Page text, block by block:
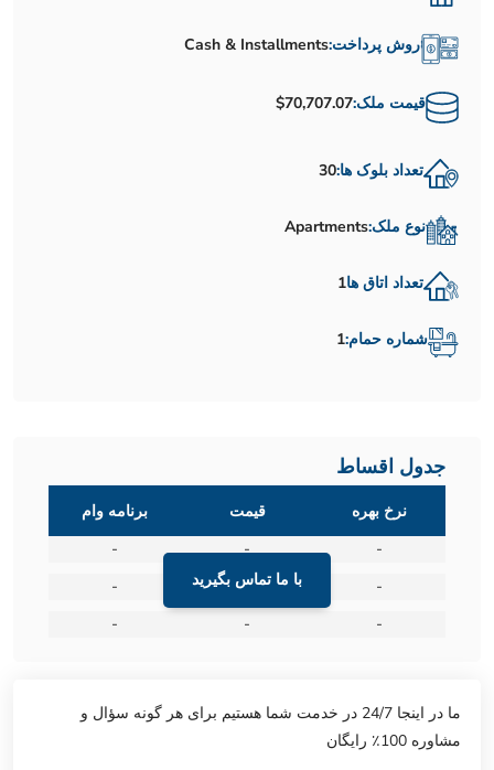
روش پرداخت:Cash & Installments
قیمت ملک:$70,707.07
تعداد بلوک ها:30
نوع ملک:Apartments
تعداد اتاق ها1
شماره حمام:1
جدول اقساط
با ما تماس بگیرید
نرخ بهره قیمت
برنامه وام
-
-
-
-
-
-
-
-
-
ما در اینجا 24/7 در خدمت شما هستیم برای هر گونه سؤال و
مشاوره 100٪ رایگان